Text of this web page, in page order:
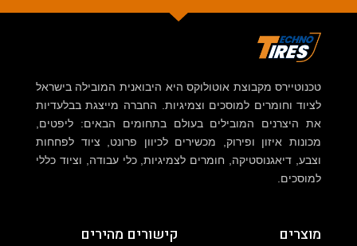
טכנוטיירס מקבוצת אוטולוקס היא היבואנית המובילה בישראל
לציוד וחומרים למוסכים וצמיגיות. החברה מייצגת בבלעדיות
את היצרנים המובילים בעולם בתחומים הבאים: ליפטים,
מכונות איזון ופירוק, מכשירים לכיוון פרונט, ציוד לפחחות
וצבע, דיאגנוסטיקה, חומרים לצמיגיות, כלי עבודה, וציוד כללי
למוסכים.
מוצרים קישורים מהירים